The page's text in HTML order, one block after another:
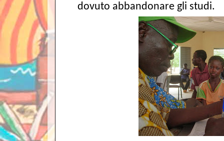
dovuto abbandonare gli studi.